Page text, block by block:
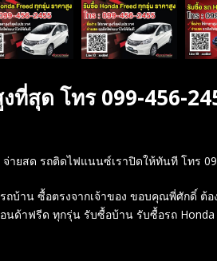
งที่สุด โทร 099-456-
ายสด รถติดไฟแนนซ์เราปิดให้ทันที โทร
บ้าน ซื้อตรงจากเจ้าของ ขอบคุณพี่ศักดิ์ ต้อ
นด้าฟรีด ทุกรุ่น รับซื้อบ้าน รับซื้อรถ